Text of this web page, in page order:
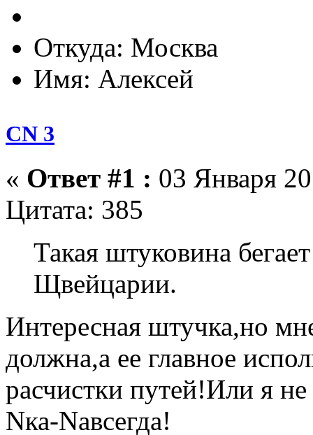
Откуда: Москва
Имя: Алексей
CN 3
« Ответ #1 : 03 Января
Цитата: 385
Такая штуковина
Щвейцарии.
Интересная штучка,но
должна,а ее главное
расчистки путей!Или я не
Nка-Nавсегда!